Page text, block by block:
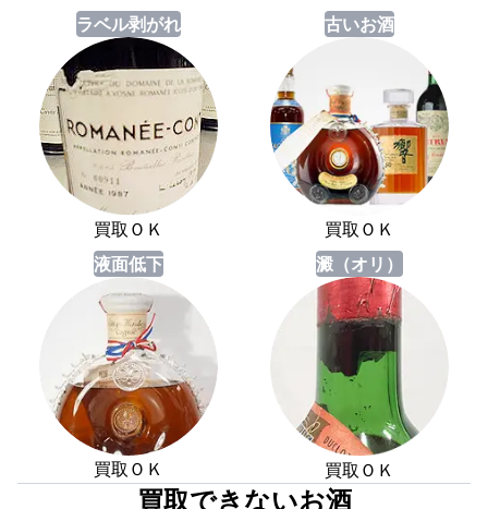
ラベル剥がれ
買取ＯＫ
古いお酒
買取ＯＫ
液面低下
買取ＯＫ
澱（オリ）
買取ＯＫ
買取できないお酒